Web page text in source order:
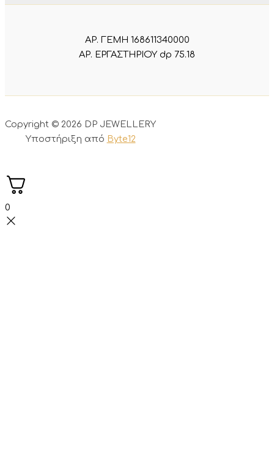
ΑΡ. ΓΕΜΗ 168611340000
ΑΡ. ΕΡΓΑΣΤΗΡΙΟΥ dp 75.18
Copyright © 2026 DP JEWELLERY
Υποστήριξη από Byte12
0